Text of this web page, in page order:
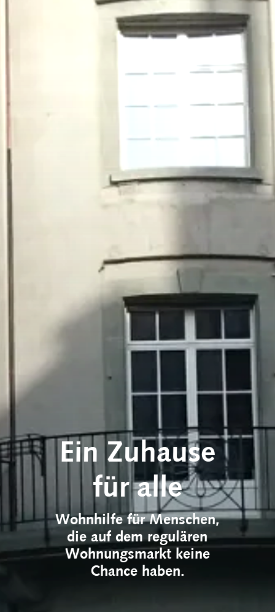
Ein Zuhause
für alle
Wohnhilfe für Menschen,
die auf dem regulären
Wohnungsmarkt keine
Chance haben.